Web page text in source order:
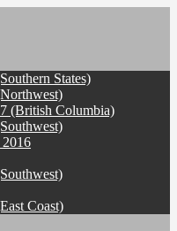
States)
(British Columbia)
Coast)